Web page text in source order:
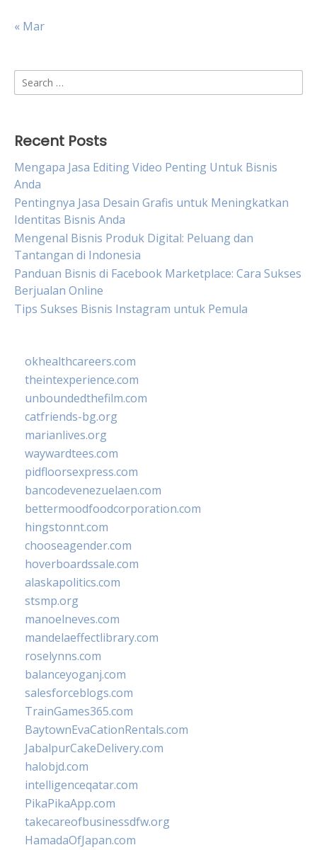
« Mar
Search
for:
Recent Posts
Mengapa Jasa Editing Video Penting Untuk Bisnis
Anda
Pentingnya Jasa Desain Grafis untuk Meningkatkan
Identitas Bisnis Anda
Mengenal Bisnis Produk Digital: Peluang dan
Tantangan di Indonesia
Panduan Bisnis di Facebook Marketplace: Cara Sukses
Berjualan Online
Tips Sukses Bisnis Instagram untuk Pemula
okhealthcareers.com
theintexperience.com
unboundedthefilm.com
catfriends-bg.org
marianlives.org
waywardtees.com
pidfloorsexpress.com
bancodevenezuelaen.com
bettermoodfoodcorporation.com
hingstonnt.com
chooseagender.com
hoverboardssale.com
alaskapolitics.com
stsmp.org
manoelneves.com
mandelaeffectlibrary.com
roselynns.com
balanceyoganj.com
salesforceblogs.com
TrainGames365.com
BaytownEvaCationRentals.com
JabalpurCakeDelivery.com
halobjd.com
intelligenceqatar.com
PikaPikaApp.com
takecareofbusinessdfw.org
HamadaOfJapan.com